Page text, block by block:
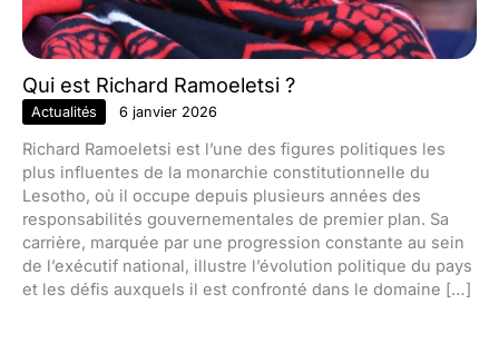
Qui est Richard Ramoeletsi ?
Actualités 6 janvier 2026
Richard Ramoeletsi est l’une des figures politiques les
plus influentes de la monarchie constitutionnelle du
Lesotho, où il occupe depuis plusieurs années des
responsabilités gouvernementales de premier plan. Sa
carrière, marquée par une progression constante au sein
de l’exécutif national, illustre l’évolution politique du pays
et les défis auxquels il est confronté dans le domaine […]